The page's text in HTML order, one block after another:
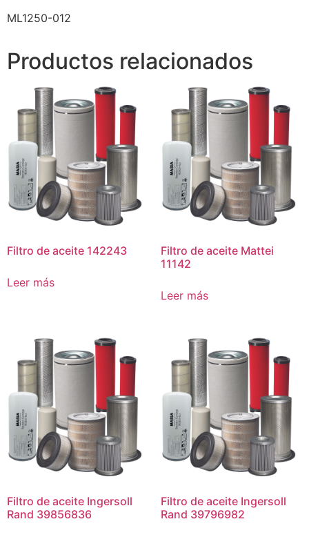
ML1250-012
Productos relacionados
Filtro de aceite 142243
Leer más
Filtro de aceite Mattei
11142
Leer más
Filtro de aceite Ingersoll
Rand 39856836
Filtro de aceite Ingersoll
Rand 39796982